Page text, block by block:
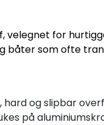
velegnet for
båter som ofte
hard og slipbar
på